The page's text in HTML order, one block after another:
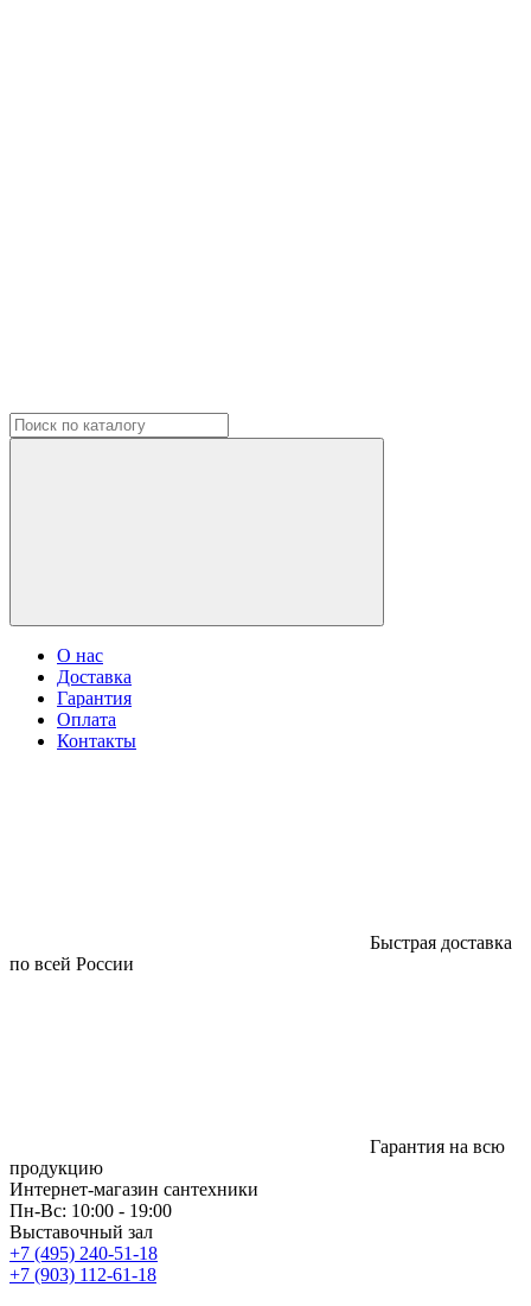
О нас
Доставка
Гарантия
Оплата
Контакты
Быстрая доставка
по всей России
Гарантия на всю
продукцию
Интернет-магазин сантехники
Пн-Вс: 10:00 - 19:00
Выставочный зал
+7 (495) 240-51-18
+7 (903) 112-61-18